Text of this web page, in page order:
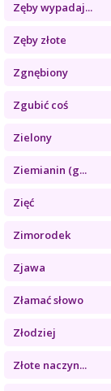
Zęby wypadaj...
Zęby złote
Zgnębiony
Zgubić coś
Zielony
Ziemianin (g...
Zięć
Zimorodek
Zjawa
Złamać słowo
Złodziej
Złote naczyn...